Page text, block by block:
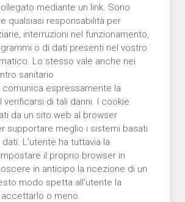
mediante un link. Sono
qualsiasi responsabilità per
interruzioni nel funzionamento,
o di dati presenti nel vostro
Lo stesso vale anche nei
sanitario
comunica espressamente la
verificarsi di tali danni. I cookie
da un sito web al browser
supportare meglio i sistemi basati
L'utente ha tuttavia la
il proprio browser in
in anticipo la ricezione di un
modo spetta all'utente la
o meno.